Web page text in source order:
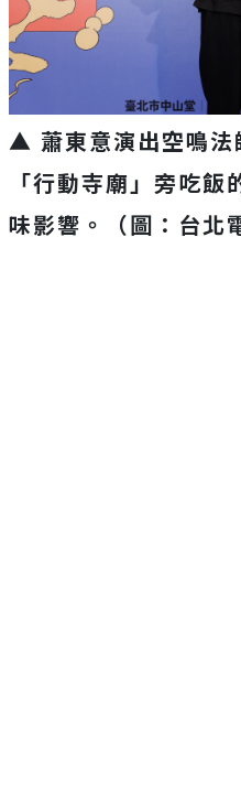
▲ 蕭東意演出空鳴法
「行動寺廟」旁吃
味影響。（圖：台北